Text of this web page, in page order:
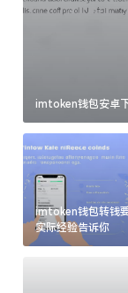
imtoken钱包安卓
imtoken钱包转钱
实际经验告诉你